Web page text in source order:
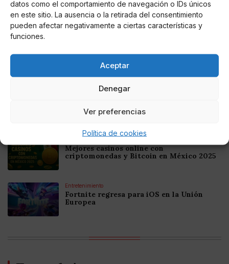
datos como el comportamiento de navegación o IDs únicos
en este sitio. La ausencia o la retirada del consentimiento
pueden afectar negativamente a ciertas características y
funciones.
Aceptar
Denegar
Ver preferencias
Política de cookies
Noticias relacionadas
Mejores Cripto Casinos Online en
Colombia 2025: Bitcoin Casinos
Online Casino
Criptomonedas en Argentina 2025
Mejores casinos online con
criptomonedas y Bitcoin en México 2025
Entretenimiento
Fortnite regresa para iOS en la Unión
Europea